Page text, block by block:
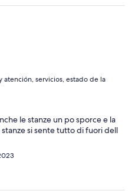
atención, servicios, estado de la
le stanze un po sporce e la
si sente tutto di fuori dell